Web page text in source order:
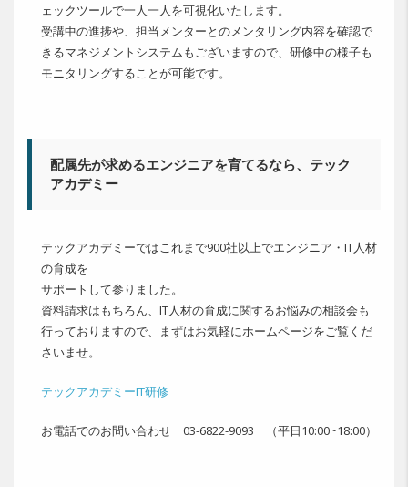
ェックツールで一人一人を可視化いたします。
受講中の進捗や、担当メンターとのメンタリング内容を確認で
きるマネジメントシステムもございますので、研修中の様子も
モニタリングすることが可能です。
配属先が求めるエンジニアを育てるなら、テック
アカデミー
テックアカデミーではこれまで900社以上でエンジニア・IT人材
の育成を
サポートして参りました。
資料請求はもちろん、IT人材の育成に関するお悩みの相談会も
行っておりますので、まずはお気軽にホームページをご覧くだ
さいませ。
テックアカデミーIT研修
お電話でのお問い合わせ 03-6822-9093 （平日10:00~18:00）